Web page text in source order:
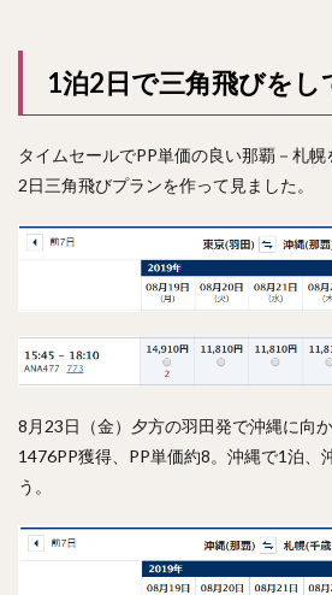
1泊2日で三角飛びをし
タイムセールでPP単価の良い那覇－札
2日三角飛びプランを作って見ました。
8月23日（金）夕方の羽田発で沖縄に向
1476PP獲得、PP単価約8。沖縄で1泊、
う。